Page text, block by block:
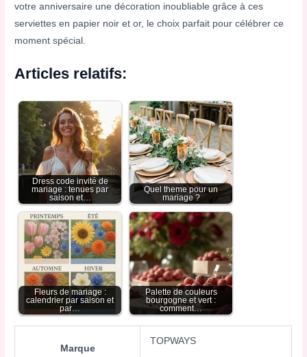
votre anniversaire une décoration inoubliable grâce à ces
serviettes en papier noir et or, le choix parfait pour célébrer ce
moment spécial.
Articles relatifs:
Dress code invité de
mariage : tenues par
saison et…
Quel theme pour un
mariage ?
Fleurs de mariage :
calendrier par saison et
par…
Palette de couleurs
bourgogne et vert :
comment…
Marque
TOPWAYS